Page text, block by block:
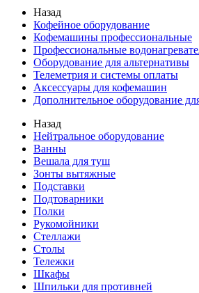
Назад
Кофейное оборудование
Кофемашины профессиональные
Профессиональные
Оборудование для альтернативы
Телеметрия и системы оплаты
Аксессуары для кофемашин
Дополнительное оборудование
Назад
Нейтральное оборудование
Ванны
Вешала для туш
Зонты вытяжные
Подставки
Подтоварники
Полки
Рукомойники
Стеллажи
Столы
Тележки
Шкафы
Шпильки для противней